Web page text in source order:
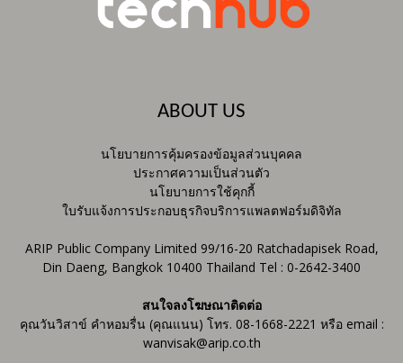
ABOUT US
นโยบายการคุ้มครองข้อมูลส่วนบุคคล
ประกาศความเป็นส่วนตัว
นโยบายการใช้คุกกี้
ใบรับแจ้งการประกอบธุรกิจบริการแพลตฟอร์มดิจิทัล
ARIP Public Company Limited 99/16-20 Ratchadapisek Road,
Din Daeng, Bangkok 10400 Thailand Tel : 0-2642-3400
สนใจลงโฆษณาติดต่อ
คุณวันวิสาข์ คำหอมรื่น (คุณแนน) โทร. 08-1668-2221 หรือ email :
wanvisak@arip.co.th